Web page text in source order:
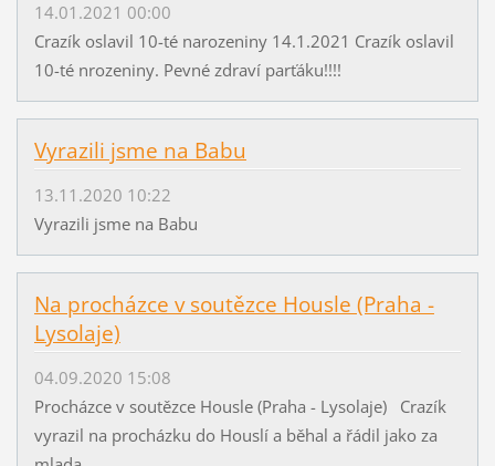
14.01.2021 00:00
Crazík oslavil 10-té narozeniny 14.1.2021 Crazík oslavil
10-té nrozeniny. Pevné zdraví parťáku!!!!
Vyrazili jsme na Babu
13.11.2020 10:22
Vyrazili jsme na Babu
Na procházce v soutězce Housle (Praha -
Lysolaje)
04.09.2020 15:08
Procházce v soutězce Housle (Praha - Lysolaje) Crazík
vyrazil na procházku do Houslí a běhal a řádil jako za